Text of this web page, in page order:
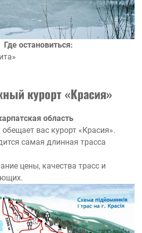
Где остановиться:
курорт «Красия»
область
вас курорт «Красия».
самая длинная трасса
цены, качества трасс и